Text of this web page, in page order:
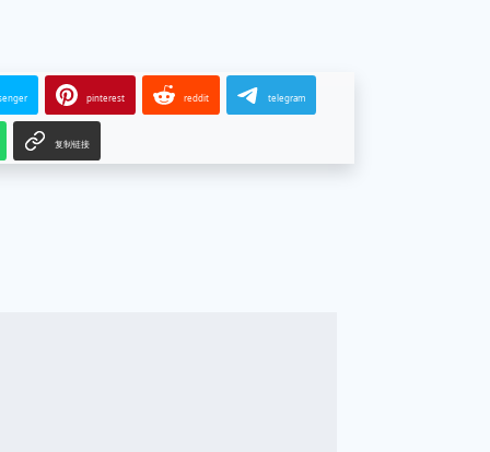
pinterest reddit telegram
复制链接